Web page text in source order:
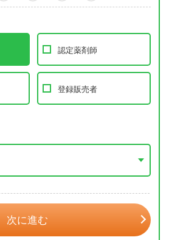
認定薬剤師
登録販売者
次に進む